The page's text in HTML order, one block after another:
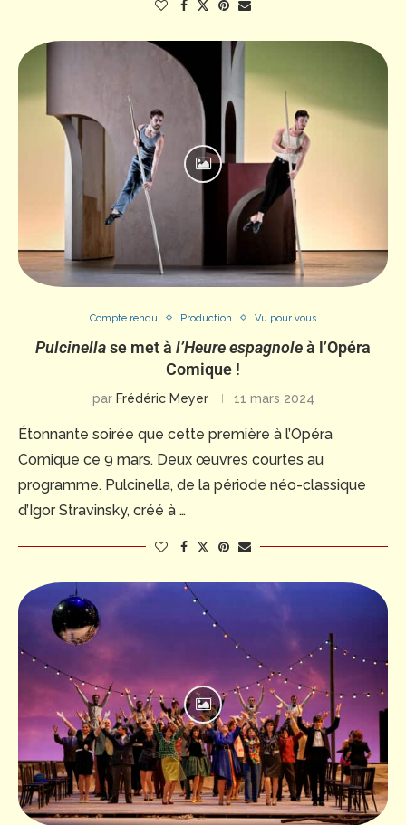
Compte rendu Production Vu pour vous
Pulcinellase met à l’Heure espagnoleà l’Opéra
Comique !
par Frédéric Meyer 11 mars 2024
Étonnante soirée que cette première à l’Opéra
Comique ce 9 mars. Deux œuvres courtes au
programme. Pulcinella, de la période néo-classique
d’Igor Stravinsky, créé à …